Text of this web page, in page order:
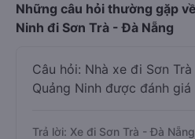
Những câu hỏi thường gặp
Ninh đi Sơn Trà - Đà Nẵng
Câu hỏi: Nhà xe đi Sơn
Quảng Ninh được đánh
Trả lời: Xe đi Sơn Trà - Đà